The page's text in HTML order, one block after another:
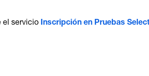
el servicio Inscripción en Pruebas